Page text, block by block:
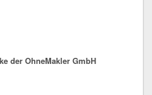
der OhneMakler GmbH